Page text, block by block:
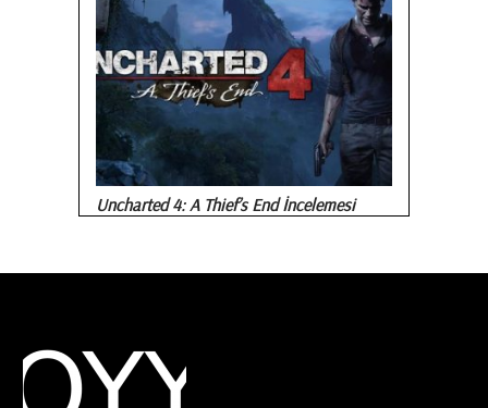
Uncharted 4: A Thief’s End İncelemesi